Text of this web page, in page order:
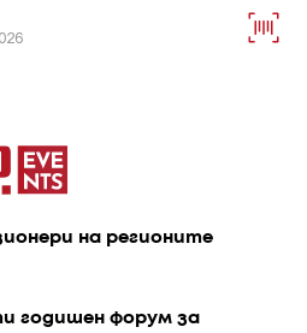
на регионите
годишен форум за